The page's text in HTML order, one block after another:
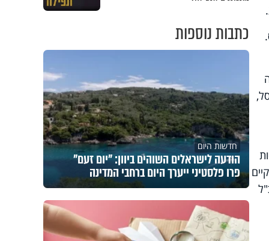
.
33 נהגים נפסל,
כתבות נוספות
חדשות היום
הודעה לישראלים השוהים ביוון: "יום זעם"
פרו פלסטיני ייערך היום ברחבי המדינה